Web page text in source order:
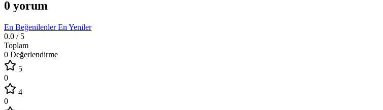
0 yorum
En BeğenilenlerEn Yeniler
0.0 / 5
Toplam
0 Değerlendirme
5
0
4
0